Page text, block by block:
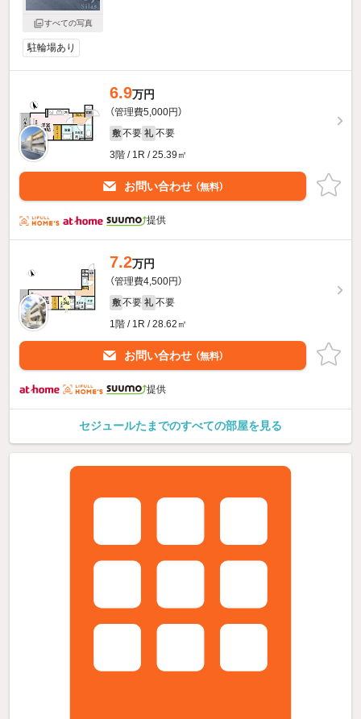
すべての写真
駐輪場あり
6.9万円
（管理費5,000円）
敷 不要 礼 不要
3階 / 1R / 25.39㎡
お問い合わせ （無料）
提供
7.2万円
（管理費4,500円）
敷 不要 礼 不要
1階 / 1R / 28.62㎡
お問い合わせ （無料）
提供
セジュールたまでのすべての部屋を見る